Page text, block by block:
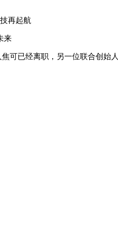
再起航
来
已经离职，另一位联合创始人